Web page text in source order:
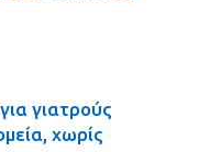
γιατρούς
χωρίς